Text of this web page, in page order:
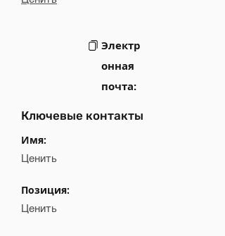
Электр
онная
почта:
Ключевые контакты
Имя:
Ценить
Позиция:
Ценить